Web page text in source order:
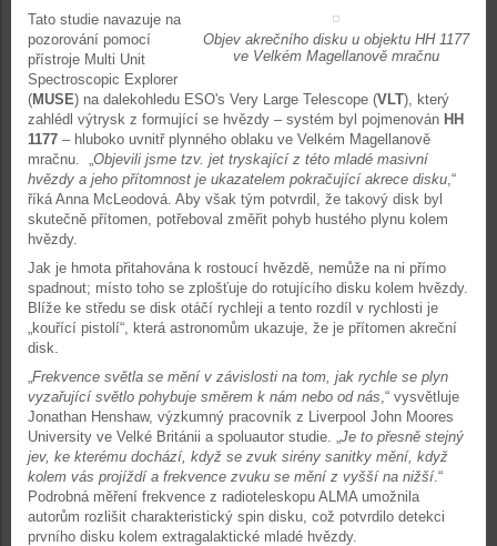
Objev akrečního disku u objektu HH 1177
ve Velkém Magellanově mračnu
Tato studie navazuje na
pozorování pomocí
přístroje Multi Unit
Spectroscopic Explorer
(MUSE) na dalekohledu ESO's Very Large Telescope (VLT), který
zahlédl výtrysk z formující se hvězdy – systém byl pojmenován HH
1177 – hluboko uvnitř plynného oblaku ve Velkém Magellanově
mračnu. „Objevili jsme tzv. jet tryskající z této mladé masivní
hvězdy a jeho přítomnost je ukazatelem pokračující akrece disku,“
říká Anna McLeodová. Aby však tým potvrdil, že takový disk byl
skutečně přítomen, potřeboval změřit pohyb hustého plynu kolem
hvězdy.
Jak je hmota přitahována k rostoucí hvězdě, nemůže na ni přímo
spadnout; místo toho se zplošťuje do rotujícího disku kolem hvězdy.
Blíže ke středu se disk otáčí rychleji a tento rozdíl v rychlosti je
„kouřící pistolí“, která astronomům ukazuje, že je přítomen akreční
disk.
„Frekvence světla se mění v závislosti na tom, jak rychle se plyn
vyzařující světlo pohybuje směrem k nám nebo od nás,“ vysvětluje
Jonathan Henshaw, výzkumný pracovník z Liverpool John Moores
University ve Velké Británii a spoluautor studie. „Je to přesně stejný
jev, ke kterému dochází, když se zvuk sirény sanitky mění, když
kolem vás projíždí a frekvence zvuku se mění z vyšší na nižší.“
Podrobná měření frekvence z radioteleskopu ALMA umožnila
autorům rozlišit charakteristický spin disku, což potvrdilo detekci
prvního disku kolem extragalaktické mladé hvězdy.